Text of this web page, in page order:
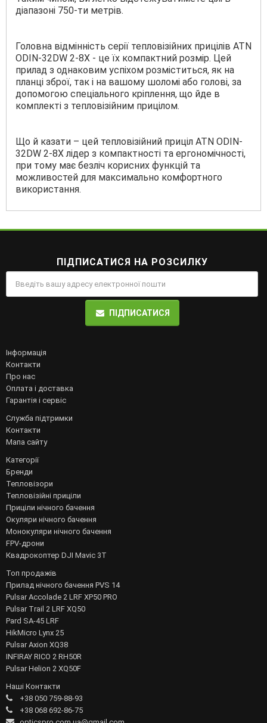
діапазоні 750-ти метрів.
Головна відмінність серії тепловізійних прицілів ATN
ODIN-32DW 2-8Х - це їх компактний розмір. Цей
прилад з однаковим успіхом розміститься, як на
планці зброї, так і на вашому шоломі або голові, за
допомогою спеціального кріплення, що йде в
комплекті з тепловізійним прицілом.
Що й казати – цей тепловізійний приціл ATN ODIN-
32DW 2-8Х лідер з компактності та ергономічності,
при тому має безліч корисних функцій та
можливостей для максимально комфортного
використання.
ПІДПИСАТИСЯ НА РОЗСИЛКУ
ПІДПИСАТИСЯ
Інформація
Контакти
Про нас
Оплата і доставка
Гарантія і сервіс
Служба підтримки
Контакти
Мапа сайту
Категорії
Бренди
Тепловізори
Тепловізійні приціли
Приціли нічного бачення
Окуляри нічного бачення
Монокуляри нічного бачення
FPV-дрони
Квадрокоптер DJI Mavic 3T
Топ продажів
Прилад нічного бачення PVS 14
Pulsar Accolade 2 LRF XP50 PRO
Pulsar Trail 2 LRF XQ50
Pard SA-45 LRF
HikMicro Lynx 25
Pulsar Axion XQ38
INFIRAY RICO 2 RH50R
Pulsar Helion 2 XQ50F
Наші Контакти
+38 050 759-88-93
+38 068 692-86-75